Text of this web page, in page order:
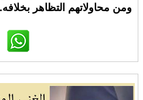
ومن محاولاتهم التظاهر